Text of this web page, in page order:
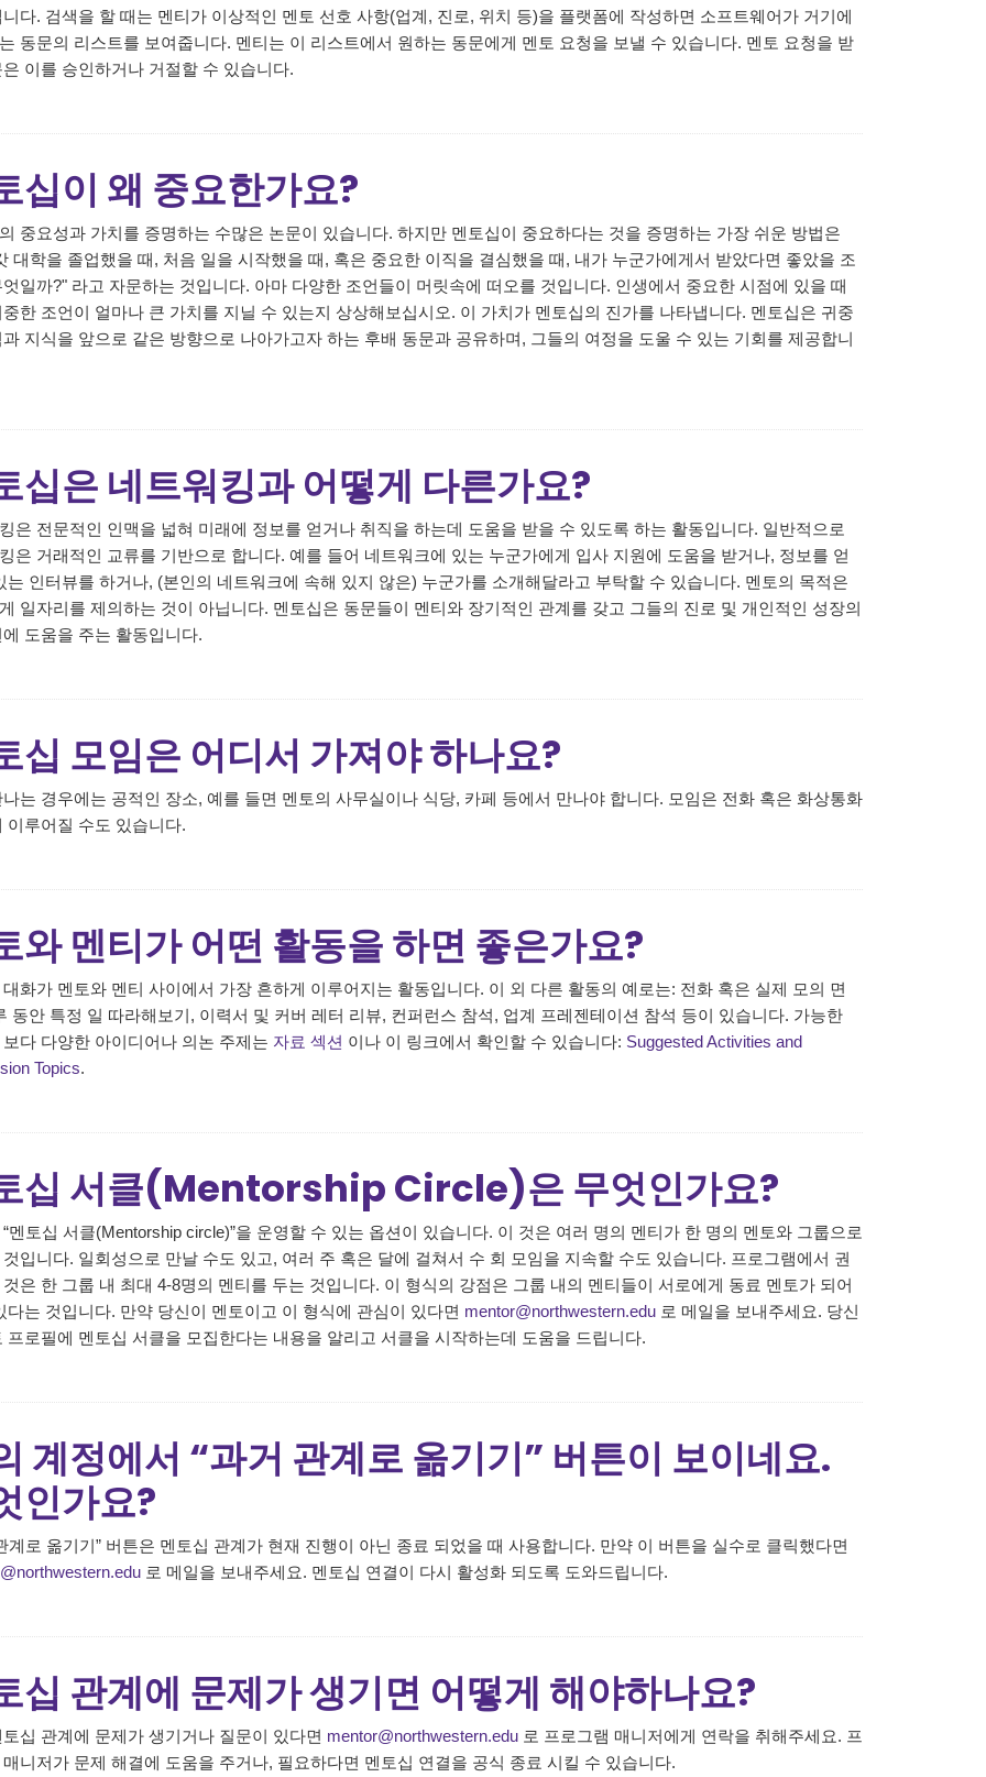
다. 검색을 할 때는 멘티가 이상적인 멘토 선호 사항(업계, 진로, 위치 등)을 플랫폼에 작성하면 소프트웨어가 거기에
동문의 리스트를 보여줍니다. 멘티는 이 리스트에서 원하는 동문에게 멘토 요청을 보낼 수 있습니다. 멘토 요청을 받
이를 승인하거나 거절할 수 있습니다.
십이 왜 중요한가요?
중요성과 가치를 증명하는 수많은 논문이 있습니다. 하지만 멘토십이 중요하다는 것을 증명하는 가장 쉬운 방법은
대학을 졸업했을 때, 처음 일을 시작했을 때, 혹은 중요한 이직을 결심했을 때, 내가 누군가에게서 받았다면 좋았을 조
일까?" 라고 자문하는 것입니다. 아마 다양한 조언들이 머릿속에 떠오를 것입니다. 인생에서 중요한 시점에 있을 때
한 조언이 얼마나 큰 가치를 지닐 수 있는지 상상해보십시오. 이 가치가 멘토십의 진가를 나타냅니다. 멘토십은 귀중
지식을 앞으로 같은 방향으로 나아가고자 하는 후배 동문과 공유하며, 그들의 여정을 도울 수 있는 기회를 제공합니
십은 네트워킹과 어떻게 다른가요?
은 전문적인 인맥을 넓혀 미래에 정보를 얻거나 취직을 하는데 도움을 받을 수 있도록 하는 활동입니다. 일반적으로
은 거래적인 교류를 기반으로 합니다. 예를 들어 네트워크에 있는 누군가에게 입사 지원에 도움을 받거나, 정보를 얻
는 인터뷰를 하거나, (본인의 네트워크에 속해 있지 않은) 누군가를 소개해달라고 부탁할 수 있습니다. 멘토의 목적은
일자리를 제의하는 것이 아닙니다. 멘토십은 동문들이 멘티와 장기적인 관계를 갖고 그들의 진로 및 개인적인 성장의
도움을 주는 활동입니다.
십 모임은 어디서 가져야 하나요?
는 경우에는 공적인 장소, 예를 들면 멘토의 사무실이나 식당, 카페 등에서 만나야 합니다. 모임은 전화 혹은 화상통화
이루어질 수도 있습니다.
와 멘티가 어떤 활동을 하면 좋은가요?
화가 멘토와 멘티 사이에서 가장 흔하게 이루어지는 활동입니다. 이 외 다른 활동의 예로는: 전화 혹은 실제 모의 면
동안 특정 일 따라해보기, 이력서 및 커버 레터 리뷰, 컨퍼런스 참석, 업계 프레젠테이션 참석 등이 있습니다. 가능한
다 다양한 아이디어나 의논 주제는 자료 섹션 이나 이 링크에서 확인할 수 있습니다: Suggested Activities and
Topics.
십 서클(Mentorship Circle)은 무엇인가요?
멘토십 서클(Mentorship circle)”을 운영할 수 있는 옵션이 있습니다. 이 것은 여러 명의 멘티가 한 명의 멘토와 그룹으로
입니다. 일회성으로 만날 수도 있고, 여러 주 혹은 달에 걸쳐서 수 회 모임을 지속할 수도 있습니다. 프로그램에서 권
은 한 그룹 내 최대 4-8명의 멘티를 두는 것입니다. 이 형식의 강점은 그룹 내의 멘티들이 서로에게 동료 멘토가 되어
다는 것입니다. 만약 당신이 멘토이고 이 형식에 관심이 있다면 mentor@northwestern.edu로 메일을 보내주세요. 당신
프로필에 멘토십 서클을 모집한다는 내용을 알리고 서클을 시작하는데 도움을 드립니다.
계정에서 “과거 관계로 옮기기” 버튼이 보이네요.
인가요?
계로 옮기기” 버튼은 멘토십 관계가 현재 진행이 아닌 종료 되었을 때 사용합니다. 만약 이 버튼을 실수로 클릭했다면
로 메일을 보내주세요. 멘토십 연결이 다시 활성화 되도록 도와드립니다.
십 관계에 문제가 생기면 어떻게 해야하나요?
십 관계에 문제가 생기거나 질문이 있다면 mentor@northwestern.edu로 프로그램 매니저에게 연락을 취해주세요. 프
니저가 문제 해결에 도움을 주거나, 필요하다면 멘토십 연결을 공식 종료 시킬 수 있습니다.